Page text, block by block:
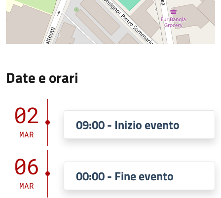
Date e orari
02
MAR
09:00 - Inizio evento
06
MAR
00:00 - Fine evento